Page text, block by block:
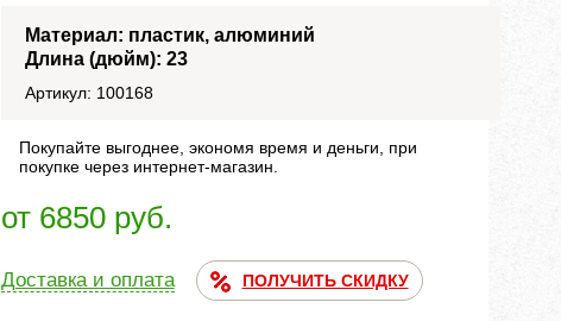
Материал: пластик, алюминий
Длина (дюйм): 23
Артикул: 100168
Покупайте выгоднее, экономя время и деньги, при
покупке через интернет-магазин.
от 6850 руб.
Доставка и оплата ПОЛУЧИТЬ СКИДКУ